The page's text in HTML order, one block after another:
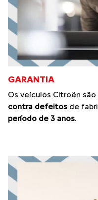
GARANTIA
Os veículos Citroën são
contra defeitos de
período de 3 anos.